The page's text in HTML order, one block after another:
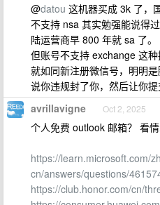
@datou 这机器买成 3k 了，
不支持 nsa 其实勉强能说得
陆运营商早 800 年就 sa 了。
但账号不支持 exchange 这种
就如同新注册微信号，明明
说你违规封了你，然后让你提
avrillavigne Oct 2, 2025
个人免费 outlook 邮箱？ 看情
https://learn.microsoft.com/
cn/answers/questions/
https://club.honor.com/cn/